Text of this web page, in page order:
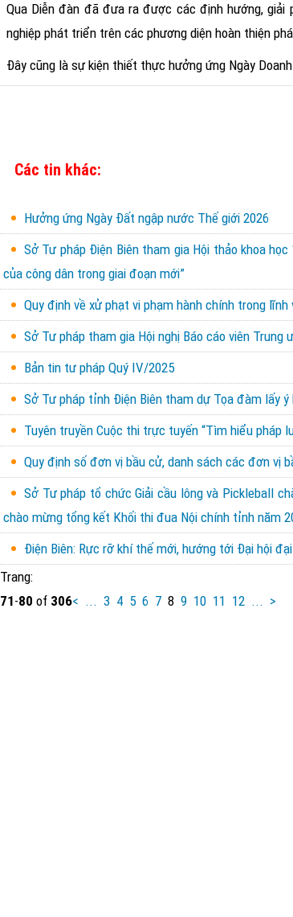
Qua Diễn đàn đã đưa ra được các định hướng,
nghiệp phát triển trên các phương diện hoàn thiện
Đây cũng là sự kiện thiết thực hưởng ứng Ngày
Các tin khác:
Hưởng ứng Ngày Đất ngập nước Thế giới 2026
Sở Tư pháp Điện Biên tham gia Hội thảo khoa
của công dân trong giai đoạn mới”
Quy định về xử phạt vi phạm hành chính trong
Sở Tư pháp tham gia Hội nghị Báo cáo viên
Bản tin tư pháp Quý IV/2025
Sở Tư pháp tỉnh Điện Biên tham dự Tọa đàm lấy
Tuyên truyền Cuộc thi trực tuyến “Tìm hiểu pháp
Quy định số đơn vị bầu cử, danh sách các đơn vị
Sở Tư pháp tổ chức Giải cầu lông và Pickleball
chào mừng tổng kết Khối thi đua Nội chính tỉnh năm
Điện Biên: Rực rỡ khí thế mới, hướng tới Đại hội
Trang:
71-80 of 306< ... 3 4 5 6 7 8 9 10 11 12 ... >